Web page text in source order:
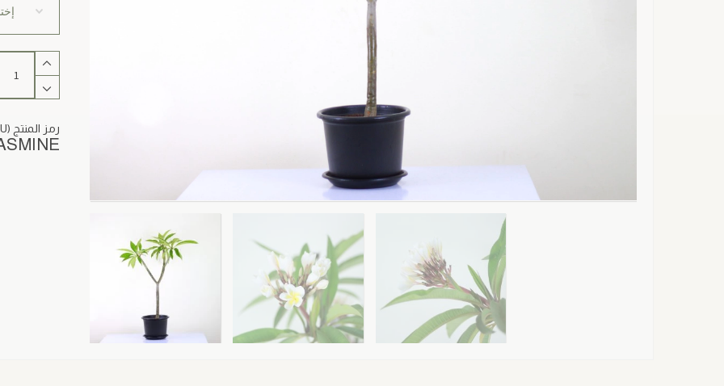
كمية
White
Frangipani
(Indian
رمز المنتج (SKU)